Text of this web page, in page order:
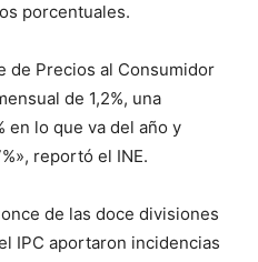
porcentuales.
de Precios al Consumidor
de 1,2%, una
en lo que va del año y
reportó el INE.
de las doce divisiones
IPC aportaron incidencias